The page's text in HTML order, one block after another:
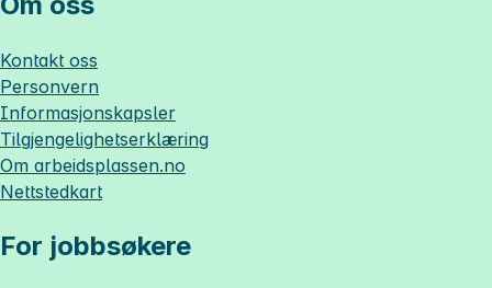
Kontakt oss
Personvern
Informasjonskapsler
Tilgjengelighetserklæring
Om arbeidsplassen.no
Nettstedkart
For jobbsøkere